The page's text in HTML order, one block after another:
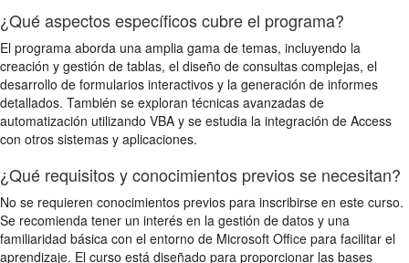
¿Qué aspectos específicos cubre el programa?
El programa aborda una amplia gama de temas, incluyendo la
creación y gestión de tablas, el diseño de consultas complejas, el
desarrollo de formularios interactivos y la generación de informes
detallados. También se exploran técnicas avanzadas de
automatización utilizando VBA y se estudia la integración de Access
con otros sistemas y aplicaciones.
¿Qué requisitos y conocimientos previos se necesitan?
No se requieren conocimientos previos para inscribirse en este curso.
Se recomienda tener un interés en la gestión de datos y una
familiaridad básica con el entorno de Microsoft Office para facilitar el
aprendizaje. El curso está diseñado para proporcionar las bases